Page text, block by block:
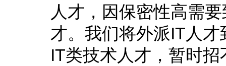
人才，因保密性高需
才。我们将外派IT人
IT类技术人才，暂时